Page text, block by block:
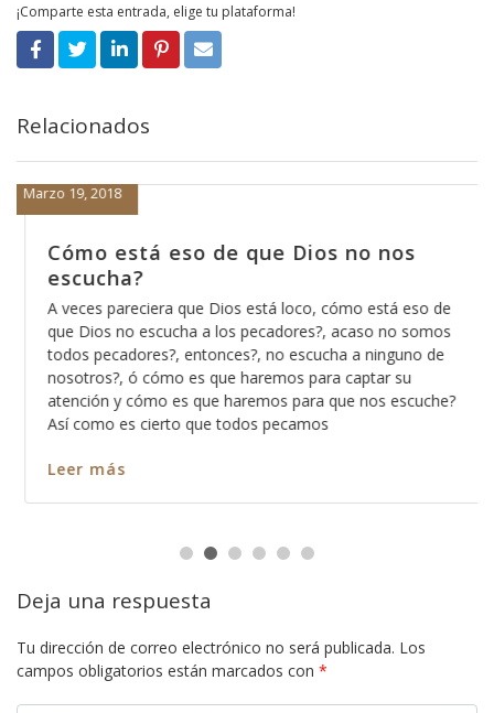
¡Comparte esta entrada, elige tu plataforma!
Relacionados
Cómo está eso de que Dios no nos
escucha?
Marzo 19, 2018
A veces pareciera que Dios está loco, cómo está eso de
que Dios no escucha a los pecadores?, acaso no somos
todos pecadores?, entonces?, no escucha a ninguno de
nosotros?, ó cómo es que haremos para captar su
atención y cómo es que haremos para que nos escuche?
Así como es cierto que todos pecamos
Leer más
Deja una respuesta
Tu dirección de correo electrónico no será publicada. Los
campos obligatorios están marcados con *